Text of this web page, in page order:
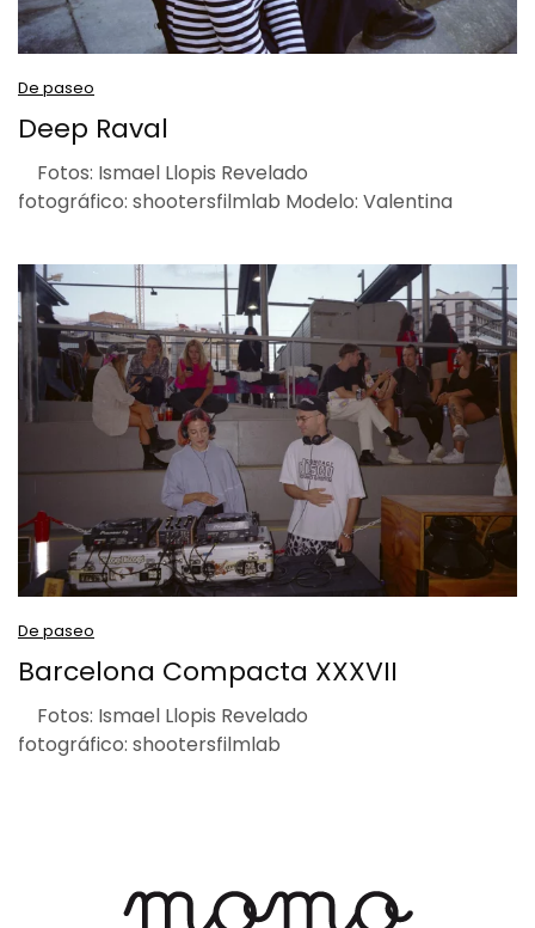
De paseo
Deep Raval
Fotos: Ismael Llopis Revelado
fotográfico: shootersfilmlab Modelo: Valentina
De paseo
Barcelona Compacta XXXVII
Fotos: Ismael Llopis Revelado
fotográfico: shootersfilmlab